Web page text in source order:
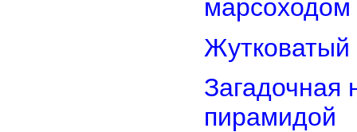
марсоходом
Загадочная
пирамидой